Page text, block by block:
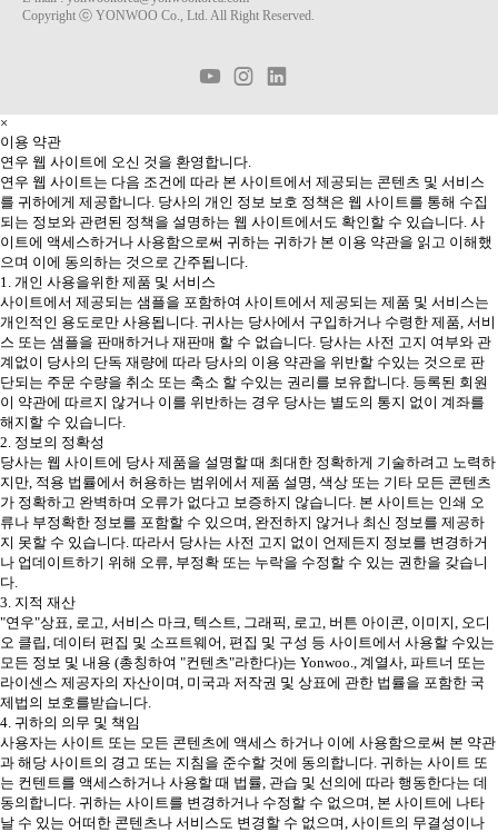
Copyright ⓒ YONWOO Co., Ltd. All Right Reserved.
×
이용 약관
연우 웹 사이트에 오신 것을 환영합니다.
연우 웹 사이트는 다음 조건에 따라 본 사이트에서 제공되는 콘텐츠 및 서비스
를 귀하에게 제공합니다. 당사의 개인 정보 보호 정책은 웹 사이트를 통해 수집
되는 정보와 관련된 정책을 설명하는 웹 사이트에서도 확인할 수 있습니다. 사
이트에 액세스하거나 사용함으로써 귀하는 귀하가 본 이용 약관을 읽고 이해했
으며 이에 동의하는 것으로 간주됩니다.
1. 개인 사용을위한 제품 및 서비스
사이트에서 제공되는 샘플을 포함하여 사이트에서 제공되는 제품 및 서비스는
개인적인 용도로만 사용됩니다. 귀사는 당사에서 구입하거나 수령한 제품, 서비
스 또는 샘플을 판매하거나 재판매 할 수 없습니다. 당사는 사전 고지 여부와 관
계없이 당사의 단독 재량에 따라 당사의 이용 약관을 위반할 수있는 것으로 판
단되는 주문 수량을 취소 또는 축소 할 수있는 권리를 보유합니다. 등록된 회원
이 약관에 따르지 않거나 이를 위반하는 경우 당사는 별도의 통지 없이 계좌를
해지할 수 있습니다.
2. 정보의 정확성
당사는 웹 사이트에 당사 제품을 설명할 때 최대한 정확하게 기술하려고 노력하
지만, 적용 법률에서 허용하는 범위에서 제품 설명, 색상 또는 기타 모든 콘텐츠
가 정확하고 완벽하며 오류가 없다고 보증하지 않습니다. 본 사이트는 인쇄 오
류나 부정확한 정보를 포함할 수 있으며, 완전하지 않거나 최신 정보를 제공하
지 못할 수 있습니다. 따라서 당사는 사전 고지 없이 언제든지 정보를 변경하거
나 업데이트하기 위해 오류, 부정확 또는 누락을 수정할 수 있는 권한을 갖습니
다.
3. 지적 재산
"연우"상표, 로고, 서비스 마크, 텍스트, 그래픽, 로고, 버튼 아이콘, 이미지, 오디
오 클립, 데이터 편집 및 소프트웨어, 편집 및 구성 등 사이트에서 사용할 수있는
모든 정보 및 내용 (총칭하여 "컨텐츠"라한다)는 Yonwoo., 계열사, 파트너 또는
라이센스 제공자의 자산이며, 미국과 저작권 및 상표에 관한 법률을 포함한 국
제법의 보호를받습니다.
4. 귀하의 의무 및 책임
사용자는 사이트 또는 모든 콘텐츠에 액세스 하거나 이에 사용함으로써 본 약관
과 해당 사이트의 경고 또는 지침을 준수할 것에 동의합니다. 귀하는 사이트 또
는 컨텐트를 액세스하거나 사용할 때 법률, 관습 및 선의에 따라 행동한다는 데
동의합니다. 귀하는 사이트를 변경하거나 수정할 수 없으며, 본 사이트에 나타
날 수 있는 어떠한 콘텐츠나 서비스도 변경할 수 없으며, 사이트의 무결성이나